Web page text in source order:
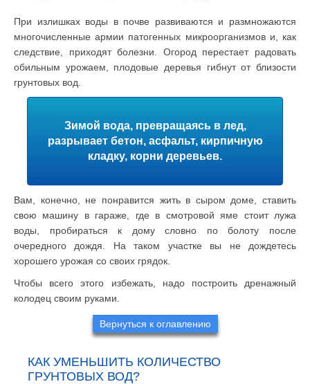
При излишках воды в почве развиваются и размножаются
многочисленные армии патогенных микроорганизмов и, как
следствие, приходят болезни. Огород перестает радовать
обильным урожаем, плодовые деревья гибнут от близости
грунтовых вод.
Зимой вода, превращаясь в лед,
разрывает бетон, асфальт, кирпичную
кладку, корни деревьев.
Вам, конечно, не понравится жить в сыром доме, ставить
свою машину в гараже, где в смотровой яме стоит лужа
воды, пробираться к дому словно по болоту после
очередного дождя. На таком участке вы не дождетесь
хорошего урожая со своих грядок.
Чтобы всего этого избежать, надо построить дренажный
колодец своим руками.
Вернуться к оглавлению
КАК УМЕНЬШИТЬ КОЛИЧЕСТВО
ГРУНТОВЫХ ВОД?